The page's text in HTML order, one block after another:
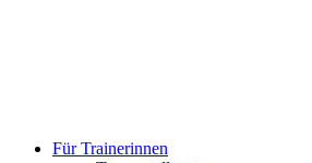
Für Trainerinnen